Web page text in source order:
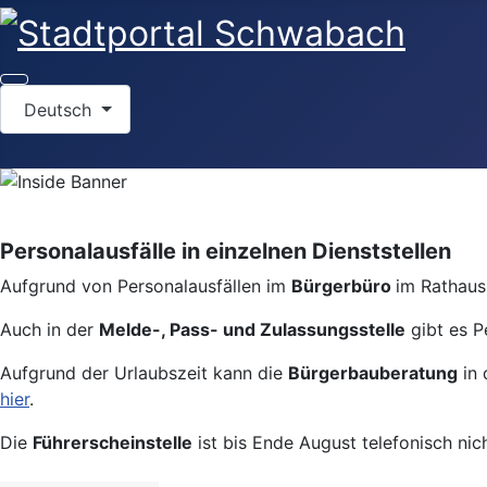
Deutsch
Personalausfälle in einzelnen Dienststellen
Aufgrund von Personalausfällen im Bürgerbüro im
Auch in der Melde-, Pass- und Zulassungsstelle gibt es
Aufgrund der Urlaubszeit kann die Bürgerbauberatung in
hier.
Die Führerscheinstelle ist bis Ende August telefonisch